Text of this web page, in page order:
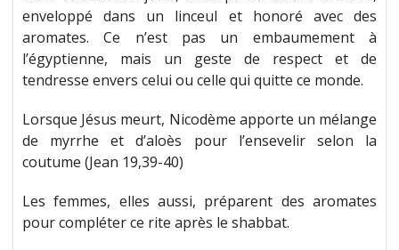
enveloppé dans un linceul et honoré avec des
aromates. Ce n’est pas un embaumement à
l’égyptienne, mais un geste de respect et de
tendresse envers celui ou celle qui quitte ce monde.
Lorsque Jésus meurt, Nicodème apporte un mélange
de myrrhe et d’aloès pour l’ensevelir selon la
coutume (Jean 19,39-40)
Les femmes, elles aussi, préparent des aromates
pour compléter ce rite après le shabbat.